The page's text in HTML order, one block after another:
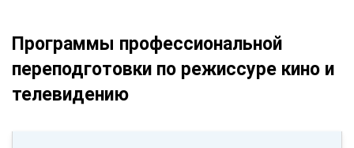
Программы профессиональной
переподготовки по режиссуре кино и
телевидению